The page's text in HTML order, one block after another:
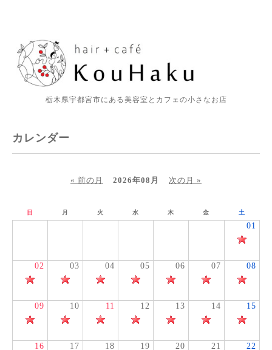
栃木県宇都宮市にある美容室とカフェの小さなお店
カレンダー
« 前の月 2026年08月 次の月 »
日 月 火 水 木 金 土
01
02 03 04 05 06 07 08
09 10 11 12 13 14 15
16 17 18 19 20 21 22